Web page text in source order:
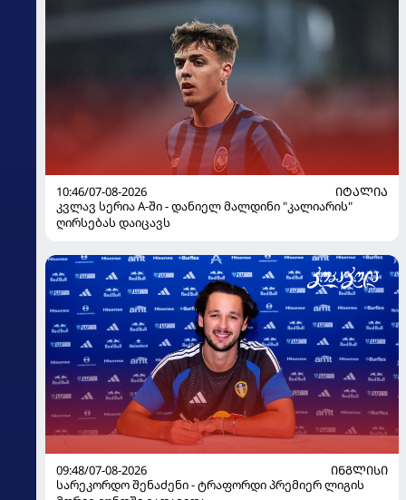
10:46/07-08-2026
ᲘᲢᲐᲚᲘᲐ
კვლავ სერია A-ში - დანიელ მალდინი "კალიარის"
ღირსებას დაიცავს
09:48/07-08-2026
ᲘᲜᲒᲚᲘᲡᲘ
სარეკორდო შენაძენი - ტრაფორდი პრემიერ ლიგის